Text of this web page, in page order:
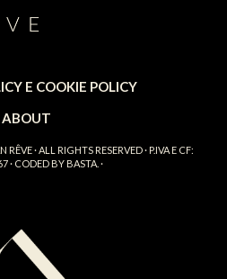
E COOKIE POLICY
ABOUT
RÊVE· ALL RIGHTS RESERVED · P.IVA E CF:
· CODED BY BASTA. ·